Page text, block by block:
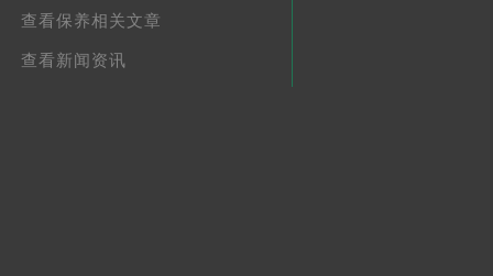
查看保养相关文章
查看新闻资讯